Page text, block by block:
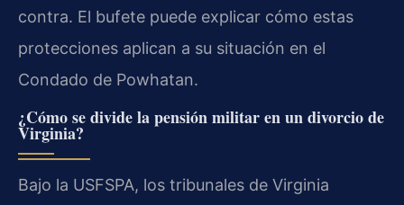
contra. El bufete puede explicar cómo estas
protecciones aplican a su situación en el
Condado de Powhatan.
¿Cómo se divide la pensión militar en un divorcio de
Virginia?
Bajo la USFSPA, los tribunales de Virginia